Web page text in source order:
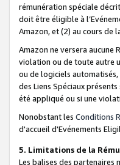
rémunération spéciale
doit être éligible à
Amazon, et (2) au cours de
Amazon ne versera aucune
violation ou de toute autre
ou de logiciels automatisés,
des Liens Spéciaux
été appliqué ou si une
Nonobstant les Conditions
d'accueil d'Evénements
5. Limitations de la
Les balises des partenaires